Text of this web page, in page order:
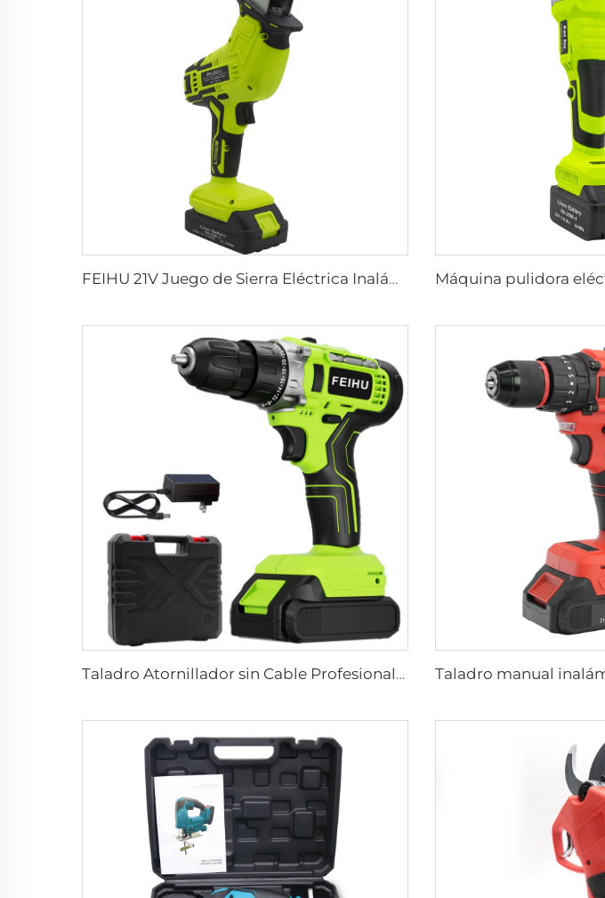
FEIHU 21V Juego de Sierra Eléctrica Inalámbrica de Grado Industrial Manual de Mano Sierra de Calar para Metal 1 Batería de Litio 1 Cargador para Trabajos de Carpintería
Taladro Atornillador sin Cable Profesional 21V con Batería de Litio para Atornillador, Máquina de Taladro Pequeña para Uso en Bricolaje